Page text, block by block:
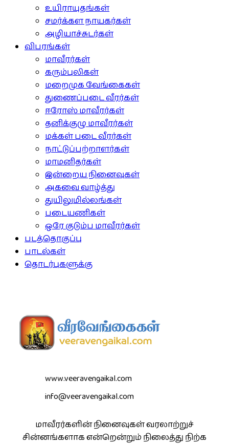
உயிராயுதங்கள்
சமர்க்கள நாயகர்கள்
அழியாச்சுடர்கள்
விபரங்கள்
மாவீரர்கள்
கரும்புலிகள்
மறைமுக வேங்கைகள்
துணைப்படை வீரர்கள்
ஈரோஸ் மாவீரர்கள்
தனிக்குழு மாவீரர்கள்
மக்கள் படை வீரர்கள்
நாட்டுப்பற்றாளர்கள்
மாமனிதர்கள்
இன்றைய நினைவுகள்
அகவை வாழ்த்து
துயிலுமில்லங்கள்
படையணிகள்
ஒரே குடும்ப மாவீரர்கள்
படத்தொகுப்பு
பாடல்கள்
தொடர்புகளுக்கு
www.veeravengaikal.com
info@veeravengaikal.com
மாவீரர்களின் நினைவுகள் வரலாற்றுச்
சின்னங்களாக என்றென்றும் நிலைத்து நிற்க